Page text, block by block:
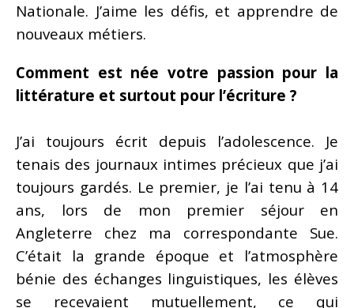
Nationale. J’aime les défis, et apprendre de
nouveaux métiers.
Comment est née votre passion pour la
littérature et surtout pour l’écriture ?
J’ai toujours écrit depuis l’adolescence. Je
tenais des journaux intimes précieux que j’ai
toujours gardés. Le premier, je l’ai tenu à 14
ans, lors de mon premier séjour en
Angleterre chez ma correspondante Sue.
C’était la grande époque et l’atmosphère
bénie des échanges linguistiques, les élèves
se recevaient mutuellement, ce qui